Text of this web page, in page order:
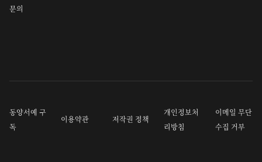
문의
동양서예 구
독
이용약관 저작권 정책
개인정보처
리방침
이메일 무단
수집 거부